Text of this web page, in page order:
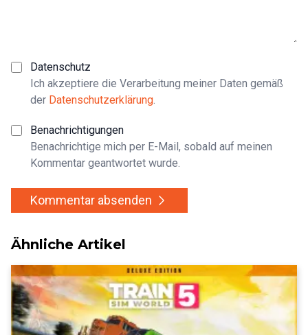
Datenschutz
Ich akzeptiere die Verarbeitung meiner Daten gemäß
der Datenschutzerklärung
Benachrichtigungen
Benachrichtige mich per E-Mail, sobald auf meinen
Kommentar geantwortet wurde.
Kommentar absenden
Ähnliche Artikel